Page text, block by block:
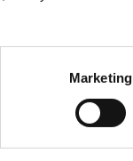
Marketing
pedig a
hívja fel a
SPORT